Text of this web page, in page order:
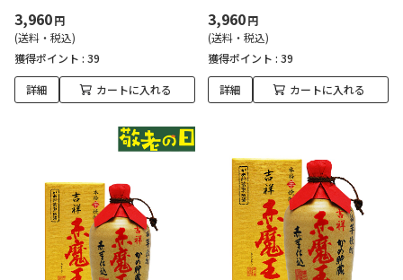
3,960円
(送料・税込)
獲得ポイント : 39
詳細 カートに入れる
3,960円
(送料・税込)
獲得ポイント : 39
詳細 カートに入れる